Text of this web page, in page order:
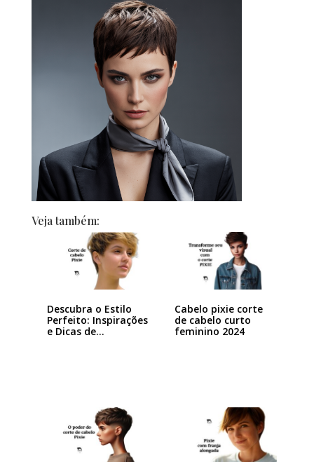
Veja também:
Descubra o Estilo
Perfeito: Inspirações
e Dicas de…
Cabelo pixie corte
de cabelo curto
feminino 2024